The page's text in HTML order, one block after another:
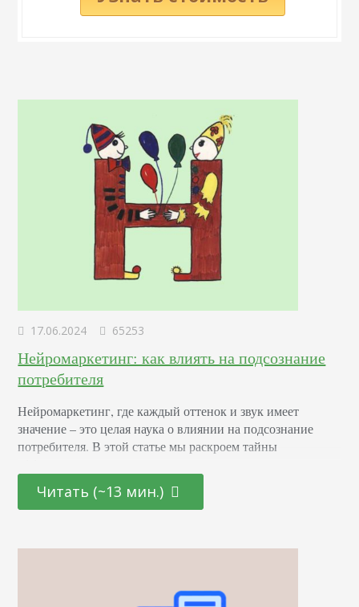
17.06.2024 65253
Нейромаркетинг: как влиять на подсознание
потребителя
Нейромаркетинг, где каждый оттенок и звук имеет
значение – это целая наука о влиянии на подсознание
потребителя. В этой статье мы раскроем тайны
последних достижениях в области психологии и
нейронаук. От подбора цветовой палитры до создания
человеческого сознания для повышения интереса и
Читать (~13 мин.)